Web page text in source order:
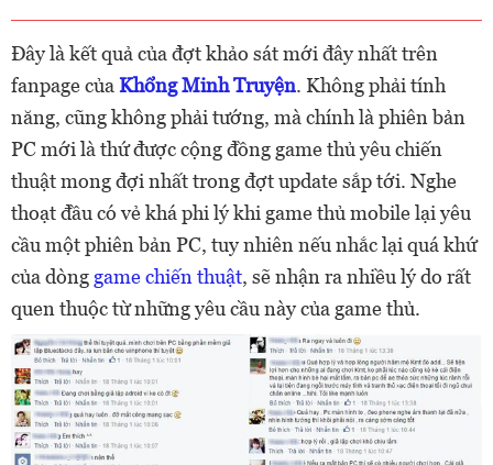
Đây là kết quả của đợt khảo sát mới đây nhất trên
fanpage của Khổng Minh Truyện. Không phải tính
năng, cũng không phải tướng, mà chính là phiên bản
PC mới là thứ được cộng đồng game thủ yêu chiến
thuật mong đợi nhất trong đợt update sắp tới. Nghe
thoạt đầu có vẻ khá phi lý khi game thủ mobile lại yêu
cầu một phiên bản PC, tuy nhiên nếu nhắc lại quá khứ
của dòng game chiến thuật, sẽ nhận ra nhiều lý do rất
quen thuộc từ những yêu cầu này của game thủ.